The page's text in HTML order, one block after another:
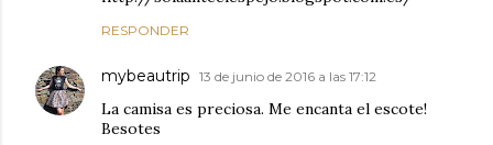
RESPONDER
mybeautrip 13 de junio de 2016 a las 17:12
La camisa es preciosa. Me encanta el escote!
Besotes